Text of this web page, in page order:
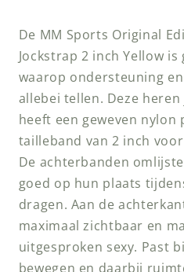
Yellow
De MM Sports Original
Jockstrap 2 inch Yellow
waarop ondersteuning
allebei tellen. Deze
heeft een geweven nylon
tailleband van 2 inch
De achterbanden
goed op hun plaats
dragen. Aan de
maximaal zichtbaar en
uitgesproken sexy. Past
bewegen en daarbij